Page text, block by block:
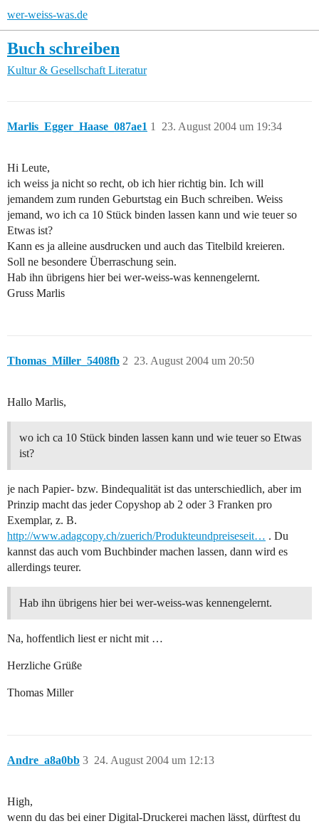
wer-weiss-was.de
Buch schreiben
Kultur & Gesellschaft Literatur
Marlis_Egger_Haase_087ae1 23. August 2004 um 19:34
1
Hi Leute,
ich weiss ja nicht so recht, ob ich hier richtig bin. Ich will
jemandem zum runden Geburtstag ein Buch schreiben. Weiss
jemand, wo ich ca 10 Stück binden lassen kann und wie teuer so
Etwas ist?
Kann es ja alleine ausdrucken und auch das Titelbild kreieren.
Soll ne besondere Überraschung sein.
Hab ihn übrigens hier bei wer-weiss-was kennengelernt.
Gruss Marlis
Thomas_Miller_5408fb 23. August 2004 um 20:50
2
Hallo Marlis,
wo ich ca 10 Stück binden lassen kann und wie teuer so Etwas
ist?
je nach Papier- bzw. Bindequalität ist das unterschiedlich, aber im
Prinzip macht das jeder Copyshop ab 2 oder 3 Franken pro
Exemplar, z. B.
http://www.adagcopy.ch/zuerich/Produkteundpreiseseit… . Du
kannst das auch vom Buchbinder machen lassen, dann wird es
allerdings teurer.
Hab ihn übrigens hier bei wer-weiss-was kennengelernt.
Na, hoffentlich liest er nicht mit …
Herzliche Grüße
Thomas Miller
Andre_a8a0bb 24. August 2004 um 12:13
3
High,
wenn du das bei einer Digital-Druckerei machen lässt, dürftest du